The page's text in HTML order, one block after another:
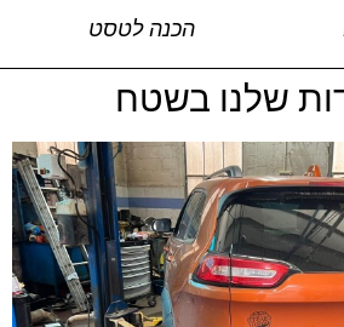
הכנה לטסט
שלנו בשטח